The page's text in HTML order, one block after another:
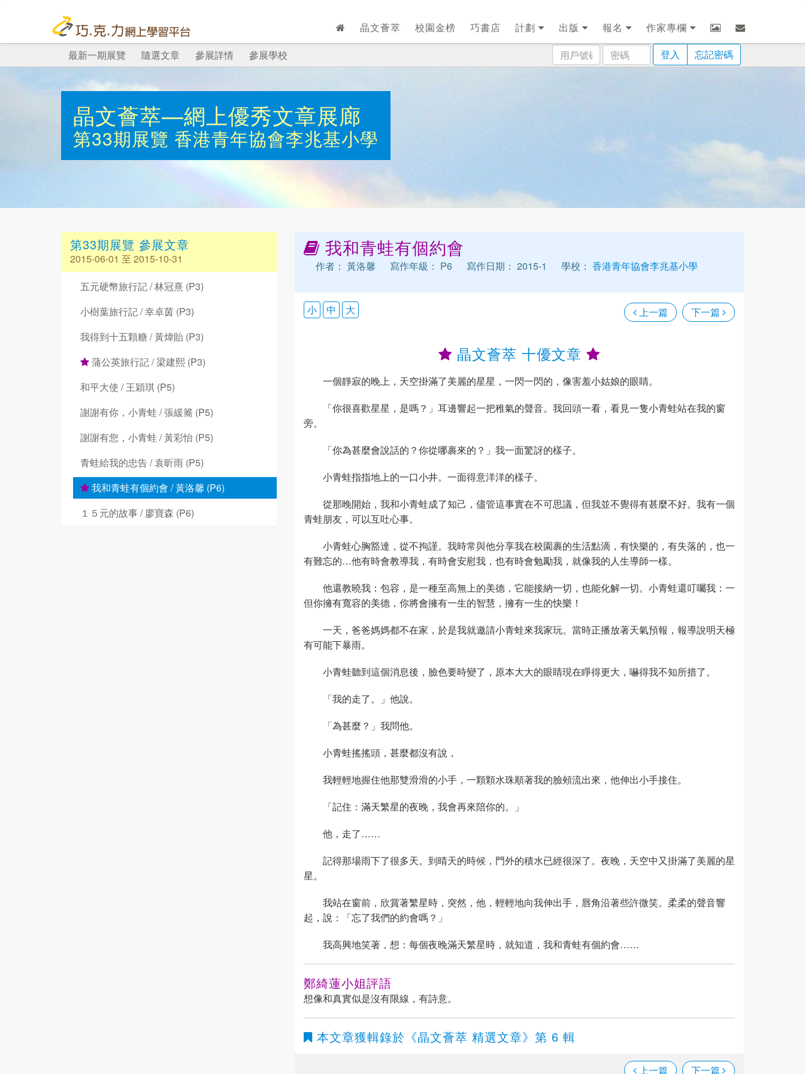
晶文薈萃 校園金榜 巧書店 計劃 出版 報名
作家專欄
用
戶
密
碼
登入 忘記密碼
最新一期展覽 隨選文章 參展詳情 參展學校
晶文薈萃—網上優秀文章展廊
第33期展覽 香港青年協會李兆基小學
第33期展覽 參展文章
2015-06-01 至 2015-10-31
五元硬幣旅行記 / 林冠熹 (P3)
小樹葉旅行記 / 幸卓茵 (P3)
我得到十五顆糖 / 黃煒貽 (P3)
蒲公英旅行記 / 梁建熙 (P3)
和平大使 / 王穎琪 (P5)
謝謝有你，小青蛙 / 張緩簥 (P5)
謝謝有您，小青蛙 / 黃彩怡 (P5)
青蛙給我的忠告 / 袁昕雨 (P5)
我和青蛙有個約會 / 黃洛馨 (P6)
１５元的故事 / 廖寶森 (P6)
我和青蛙有個約會
作者： 黃洛馨 寫作年級： P6 寫作日期： 2015-1 學校： 香港青年協會李兆基小學
上一篇 下一篇
小 中 大
晶文薈萃 十優文章
一個靜寂的晚上，天空掛滿了美麗的星星，一閃一閃的，像害羞小姑娘的眼睛。
「你很喜歡星星，是嗎？」耳邊響起一把稚氣的聲音。我回頭一看，看見一隻小青蛙站在我的窗
旁。
「你為甚麼會說話的？你從哪裹來的？」我一面驚訝的樣子。
小青蛙指指地上的一口小井。一面得意洋洋的樣子。
從那晚開始，我和小青蛙成了知己，儘管這事實在不可思議，但我並不覺得有甚麼不好。我有一個
青蛙朋友，可以互吐心事。
小青蛙心胸豁達，從不拘謹。我時常與他分享我在校園裹的生活點滴，有快樂的，有失落的，也一
有難忘的…他有時會教導我，有時會安慰我，也有時會勉勵我，就像我的人生導師一樣。
他還教曉我：包容，是一種至高無上的美德，它能接納一切，也能化解一切。小青蛙還叮囑我：一
但你擁有寬容的美德，你將會擁有一生的智慧，擁有一生的快樂！
一天，爸爸媽媽都不在家，於是我就邀請小青蛙來我家玩。當時正播放著天氣預報，報導說明天極
有可能下暴雨。
小青蛙聽到這個消息後，臉色要時變了，原本大大的眼睛現在睜得更大，嚇得我不知所措了。
「我的走了。」他說。
「為甚麼？」我問他。
小青蛙搖搖頭，甚麼都沒有說，
我輕輕地握住他那雙滑滑的小手，一顆顆水珠順著我的臉頰流出來，他伸出小手接住。
「記住：滿天繁星的夜晚，我會再來陪你的。」
他，走了……
記得那場雨下了很多天。到晴天的時候，門外的積水已經很深了。夜晚，天空中又掛滿了美麗的星
星。
我站在窗前，欣賞著繁星時，突然，他，輕輕地向我伸出手，唇角沿著些許微笑。柔柔的聲音響
起，說：「忘了我們的約會嗎？」
我高興地笑著，想：每個夜晚滿天繁星時，就知道，我和青蛙有個約會……
鄭綺蓮小姐評語
想像和真實似是沒有限線，有詩意。
本文章獲輯錄於 《晶文薈萃 精選文章》 第 6 輯
上一篇 下一篇